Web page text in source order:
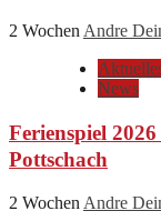
2 Wochen Andre
News
Ferienspiel
Pottschach
2 WochenAndre